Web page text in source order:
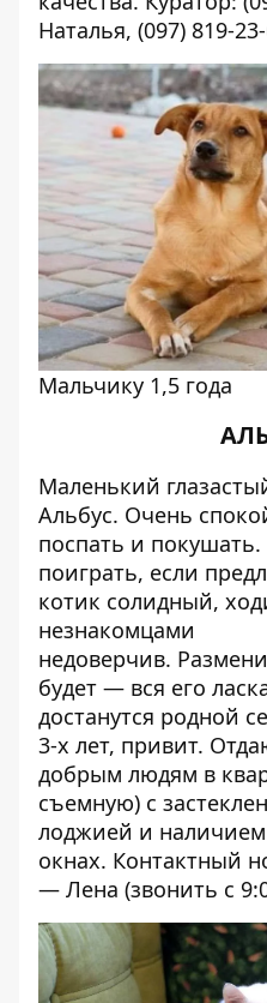
Наталья, (097) 819-
Мальчику 1,5 года
Маленький
Альбус. Очень
поспать и
поиграть, если
котик солидный,
незнакомцами
недоверчив.
будет — вся его
достанутся родной
3-х лет, привит.
добрым людям в
съемную) с
лоджией и
окнах. Контактный
— Лена (звонить с